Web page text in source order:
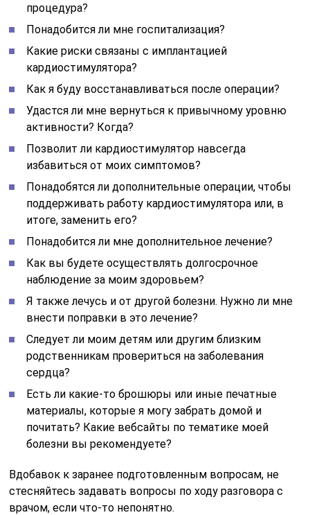
процедура?
Понадобится ли мне госпитализация?
Какие риски связаны с имплантацией
кардиостимулятора?
Как я буду восстанавливаться после операции?
Удастся ли мне вернуться к привычному уровню
активности? Когда?
Позволит ли кардиостимулятор навсегда
избавиться от моих симптомов?
Понадобятся ли дополнительные операции, чтобы
поддерживать работу кардиостимулятора или, в
итоге, заменить его?
Понадобится ли мне дополнительное лечение?
Как вы будете осуществлять долгосрочное
наблюдение за моим здоровьем?
Я также лечусь и от другой болезни. Нужно ли мне
внести поправки в это лечение?
Следует ли моим детям или другим близким
родственникам провериться на заболевания
сердца?
Есть ли какие-то брошюры или иные печатные
материалы, которые я могу забрать домой и
почитать? Какие вебсайты по тематике моей
болезни вы рекомендуете?
Вдобавок к заранее подготовленным вопросам, не
стесняйтесь задавать вопросы по ходу разговора с
врачом, если что-то непонятно.